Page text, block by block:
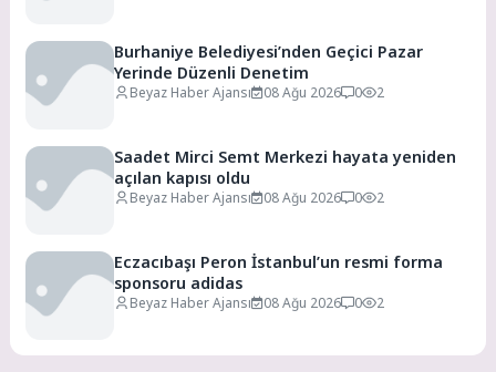
Burhaniye Belediyesi’nden Geçici Pazar
Yerinde Düzenli Denetim
Beyaz Haber Ajansı 08 Ağu 2026 0 2
Saadet Mirci Semt Merkezi hayata yeniden
açılan kapısı oldu
Beyaz Haber Ajansı 08 Ağu 2026 0 2
Eczacıbaşı Peron İstanbul’un resmi forma
sponsoru adidas
Beyaz Haber Ajansı 08 Ağu 2026 0 2